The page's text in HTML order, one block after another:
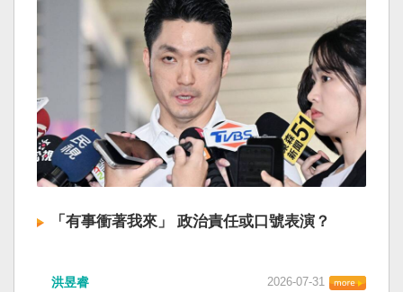
「有事衝著我來」 政治責任或口號表演？
洪昱睿 2026-07-31